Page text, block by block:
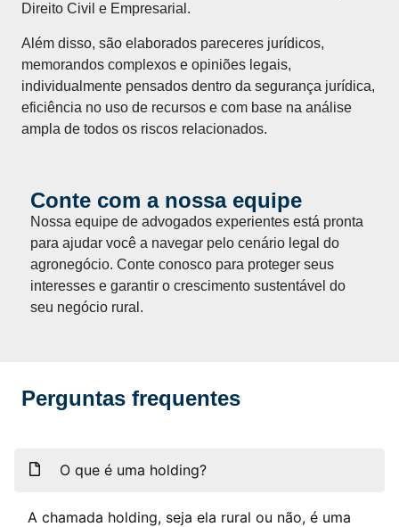
Direito Civil e Empresarial.
Além disso, são elaborados pareceres jurídicos,
memorandos complexos e opiniões legais,
individualmente pensados dentro da segurança jurídica,
eficiência no uso de recursos e com base na análise
ampla de todos os riscos relacionados.
Conte com a nossa equipe
Nossa equipe de advogados experientes está pronta
para ajudar você a navegar pelo cenário legal do
agronegócio. Conte conosco para proteger seus
interesses e garantir o crescimento sustentável do
seu negócio rural.
Perguntas frequentes
O que é uma holding?
A chamada holding, seja ela rural ou não, é uma